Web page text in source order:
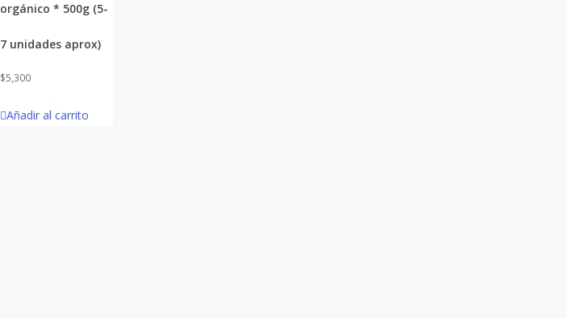
orgánico * 500g (5-
7 unidades aprox)
$5,300
Añadir al carrito